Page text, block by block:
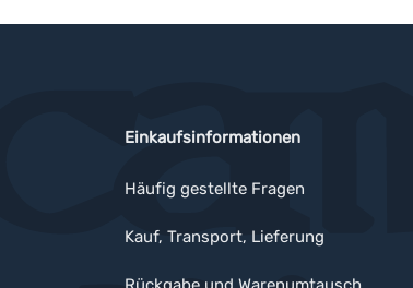
Einkaufsinformationen
Häufig gestellte Fragen
Kauf, Transport, Lieferung